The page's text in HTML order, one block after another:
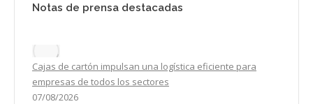
Notas de prensa destacadas
Cajas de cartón impulsan una logística eficiente para
empresas de todos los sectores
07/08/2026